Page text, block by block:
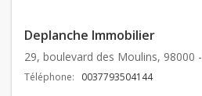
Deplanche Immobilier
29, boulevard des Moulins, 98000
Téléphone: 0037793504144